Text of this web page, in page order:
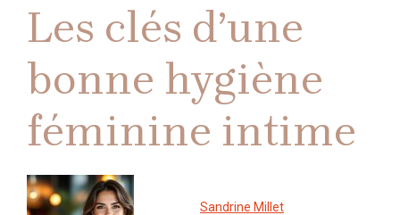
Les clés d’une
bonne hygiène
féminine intime
Sandrine Millet